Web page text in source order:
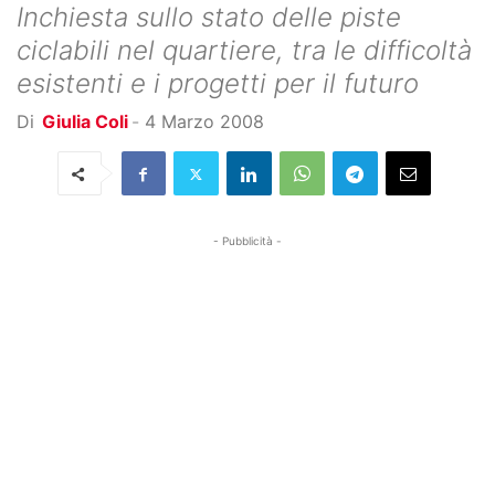
Inchiesta sullo stato delle piste
ciclabili nel quartiere, tra le difficoltà
esistenti e i progetti per il futuro
Di Giulia Coli - 4 Marzo 2008
- Pubblicità -